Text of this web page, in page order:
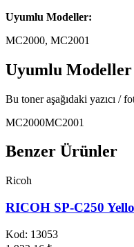
Uyumlu Modeller:
MC2000, MC2001
Uyumlu Modeller
Bu toner aşağıdaki yazıcı /
MC2000MC2001
Benzer Ürünler
Ricoh
RICOH SP-C250
Kod: 13053